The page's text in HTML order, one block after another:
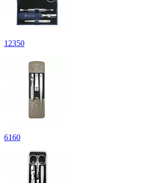
12350
6160